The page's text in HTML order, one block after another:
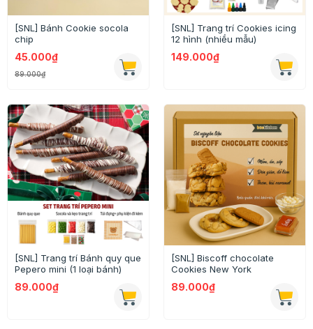
[SNL] Bánh Cookie socola
chip
45.000₫
89.000₫
[SNL] Trang trí Cookies icing
12 hình (nhiều mẫu)
149.000₫
[SNL] Trang trí Bánh quy que
Pepero mini (1 loại bánh)
89.000₫
[SNL] Biscoff chocolate
Cookies New York
89.000₫